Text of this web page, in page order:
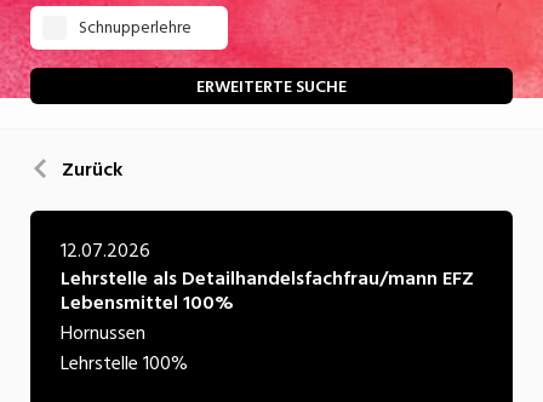
Gesundheit/Pflege/Soziales
Handwerk/Technik
Kultur
Natur
Verkehr/Logistik
Wirtschaft/Verwaltung
Schnupperlehre
ERWEITERTE SUCHE
Zurück
12.07.2026
Lehrstelle als Detailhandelsfachfrau/mann EFZ
Lebensmittel 100%
Hornussen
Lehrstelle100%